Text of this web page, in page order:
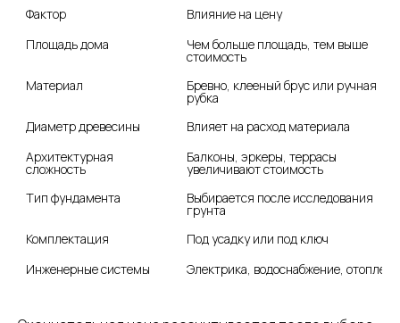
Фактор
Влияние на цену
Площадь дома
Чем больше площадь, тем выше
стоимость
Материал
Бревно, клееный брус или ручная
рубка
Диаметр древесины
Влияет на расход материала
Архитектурная
сложность
Балконы, эркеры, террасы
увеличивают стоимость
Тип фундамента
Выбирается после исследования
грунта
Комплектация
Под усадку или под ключ
Инженерные системы
Электрика, водоснабжение,